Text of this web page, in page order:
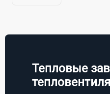
также
Тепловые